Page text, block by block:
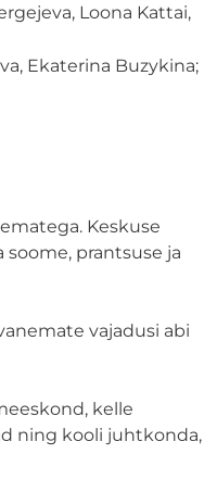
Loona Kattai,
Ekaterina Buzykina;
Keskuse
prantsuse ja
vajadusi abi
kelle
ning kooli juhtkonda,